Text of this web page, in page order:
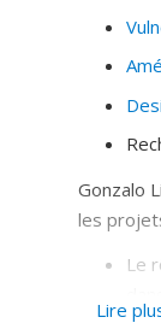
Gonzalo
les
Le
Lire